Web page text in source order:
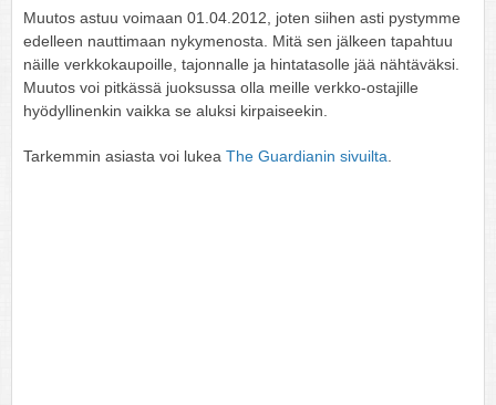
Muutos astuu voimaan 01.04.2012, joten siihen asti pystymme
edelleen nauttimaan nykymenosta. Mitä sen jälkeen tapahtuu
näille verkkokaupoille, tajonnalle ja hintatasolle jää nähtäväksi.
Muutos voi pitkässä juoksussa olla meille verkko-ostajille
hyödyllinenkin vaikka se aluksi kirpaiseekin.
Tarkemmin asiasta voi lukea The Guardianin sivuilta